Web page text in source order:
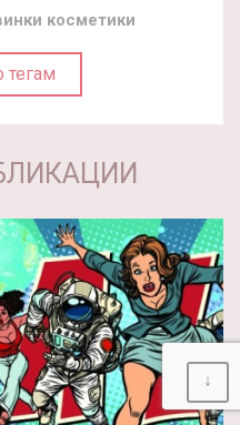
косметики
тегам
↓